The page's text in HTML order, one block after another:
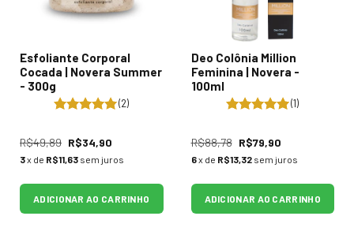
Esfoliante Corporal
Cocada | Novera Summer
- 300g
(2)
R$49,89 R$34,90
3x de R$11,63 sem juros
ADICIONAR AO CARRINHO
Deo Colônia Million
Feminina | Novera -
100ml
(1)
R$88,78 R$79,90
6x de R$13,32 sem juros
ADICIONAR AO CARRINHO